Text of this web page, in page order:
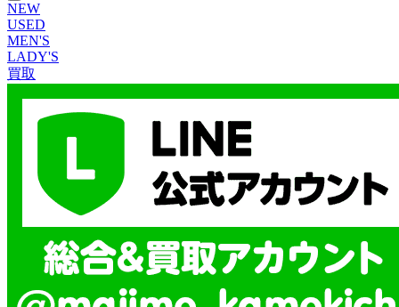
NEW
USED
MEN'S
LADY'S
買取